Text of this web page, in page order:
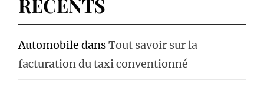
Automobile dansTout savoir sur la
facturation du taxi conventionné